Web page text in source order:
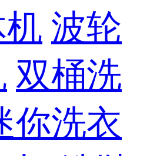
波轮
双桶洗
你洗衣